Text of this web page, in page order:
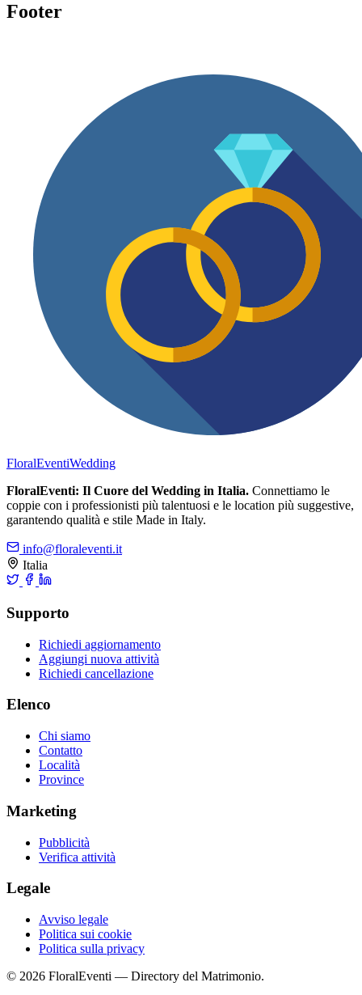
Footer
FloralEventiWedding
FloralEventi: Il Cuore del Wedding in Italia. Connettiamo le
coppie con i professionisti più talentuosi e le location più suggestive,
garantendo qualità e stile Made in Italy.
info@floraleventi.it
Italia
Supporto
Richiedi aggiornamento
Aggiungi nuova attività
Richiedi cancellazione
Elenco
Chi siamo
Contatto
Località
Province
Marketing
Pubblicità
Verifica attività
Legale
Avviso legale
Politica sui cookie
Politica sulla privacy
© 2026 FloralEventi — Directory del Matrimonio.